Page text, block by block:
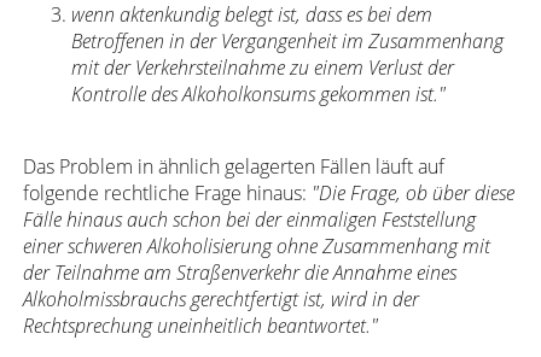
wenn aktenkundig belegt ist, dass es bei dem
Betroffenen in der Vergangenheit im Zusammenhang
mit der Verkehrsteilnahme zu einem Verlust der
Kontrolle des Alkoholkonsums gekommen ist."
Das Problem in ähnlich gelagerten Fällen läuft auf
folgende rechtliche Frage hinaus: "Die Frage, ob über diese
Fälle hinaus auch schon bei der einmaligen Feststellung
einer schweren Alkoholisierung ohne Zusammenhang mit
der Teilnahme am Straßenverkehr die Annahme eines
Alkoholmissbrauchs gerechtfertigt ist, wird in der
Rechtsprechung uneinheitlich beantwortet."